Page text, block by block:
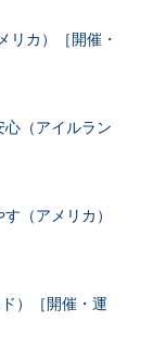
リカ）［開催・
心（アイルラン
（アメリカ）
）［開催・運